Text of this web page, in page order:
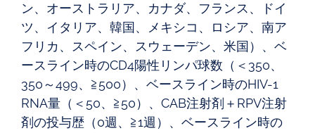
ン、オーストラリア、カナダ、フランス、ドイ
ツ、イタリア、韓国、メキシコ、ロシア、南ア
フリカ、スペイン、スウェーデン、米国）、ベ
ースライン時のCD4陽性リンパ球数（＜350、
350～499、≧500）、ベースライン時のHIV-1
RNA量（＜50、≧50）、CAB注射剤＋RPV注射
剤の投与歴（0週、≧1週）、ベースライン時の